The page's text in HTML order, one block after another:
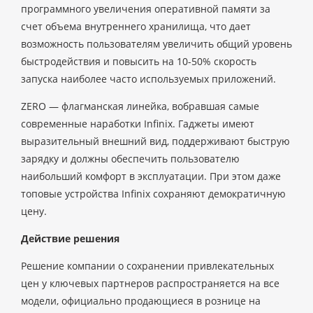
программного увеличения оперативной памяти за
счет объема внутреннего хранилища, что дает
возможность пользователям увеличить общий уровень
быстродействия и повысить на 10-50% скорость
запуска наиболее часто используемых приложений.
ZERO — флагманская линейка, вобравшая самые
современные наработки Infinix. Гаджеты имеют
выразительный внешний вид, поддерживают быструю
зарядку и должны обеспечить пользователю
наибольший комфорт в эксплуатации. При этом даже
топовые устройства Infinix сохраняют демократичную
цену.
Действие решения
Решение компании о сохранении привлекательных
цен у ключевых партнеров распространяется на все
модели, официально продающиеся в рознице на